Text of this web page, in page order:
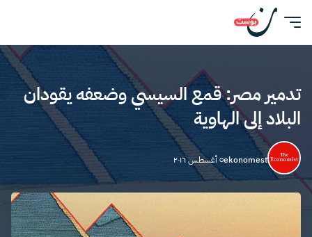
تدمير مصر: قمع السيسي وضعفه يقودان
البلاد إلى الهاوية
ekonomest٥ أغسطس ٢٠١٦